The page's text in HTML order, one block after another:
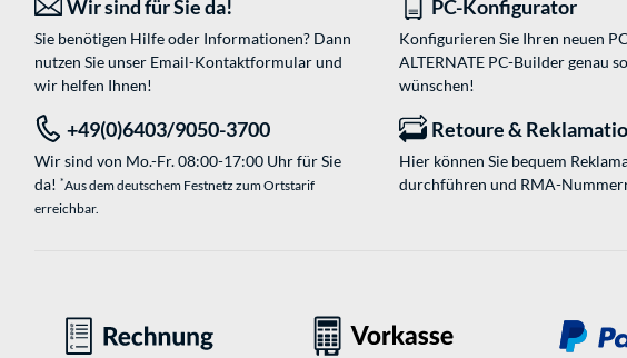
Wir sind für Sie da!
Sie benötigen Hilfe oder Informationen? Dann
nutzen Sie unser Email-Kontaktformularund
wir helfen Ihnen!
PC-Konfigurator
Konfigurieren Sie Ihren neuen
ALTERNATE PC-Builder genau
wünschen!
+49(0)6403/9050-3700
Wir sind von Mo.-Fr. 08:00-17:00 Uhr für Sie
da! *Aus dem deutschem Festnetz zum Ortstarif
erreichbar.
Retoure &
Hier können Sie bequem
durchführen und RMA-